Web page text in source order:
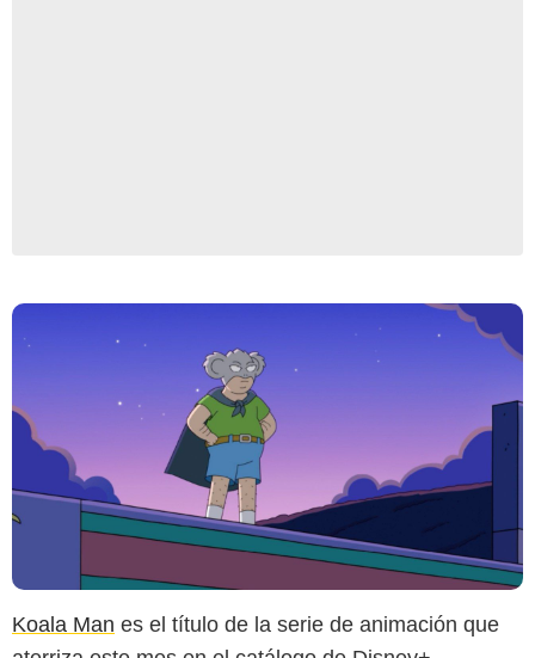
Koala Man es el título de la serie de animación que